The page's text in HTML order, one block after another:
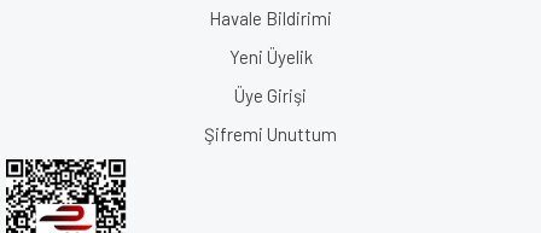
Havale Bildirimi
Yeni Üyelik
Üye Girişi
Şifremi Unuttum